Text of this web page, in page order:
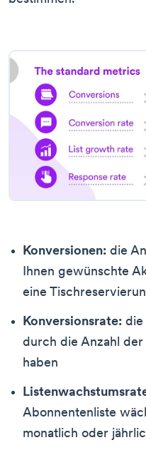
Konversionen: die
Ihnen gewünschte
eine
Konversionsrate: die
durch die Anzahl
haben
Abonnentenliste
monatlich oder